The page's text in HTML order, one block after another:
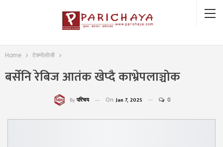
Home टेक्नोलोजी
बर्सेनि रेबिज आतंक खेप्दै काभ्रेपलाञ्चोक
By परिचय On Jan 7, 2025 0